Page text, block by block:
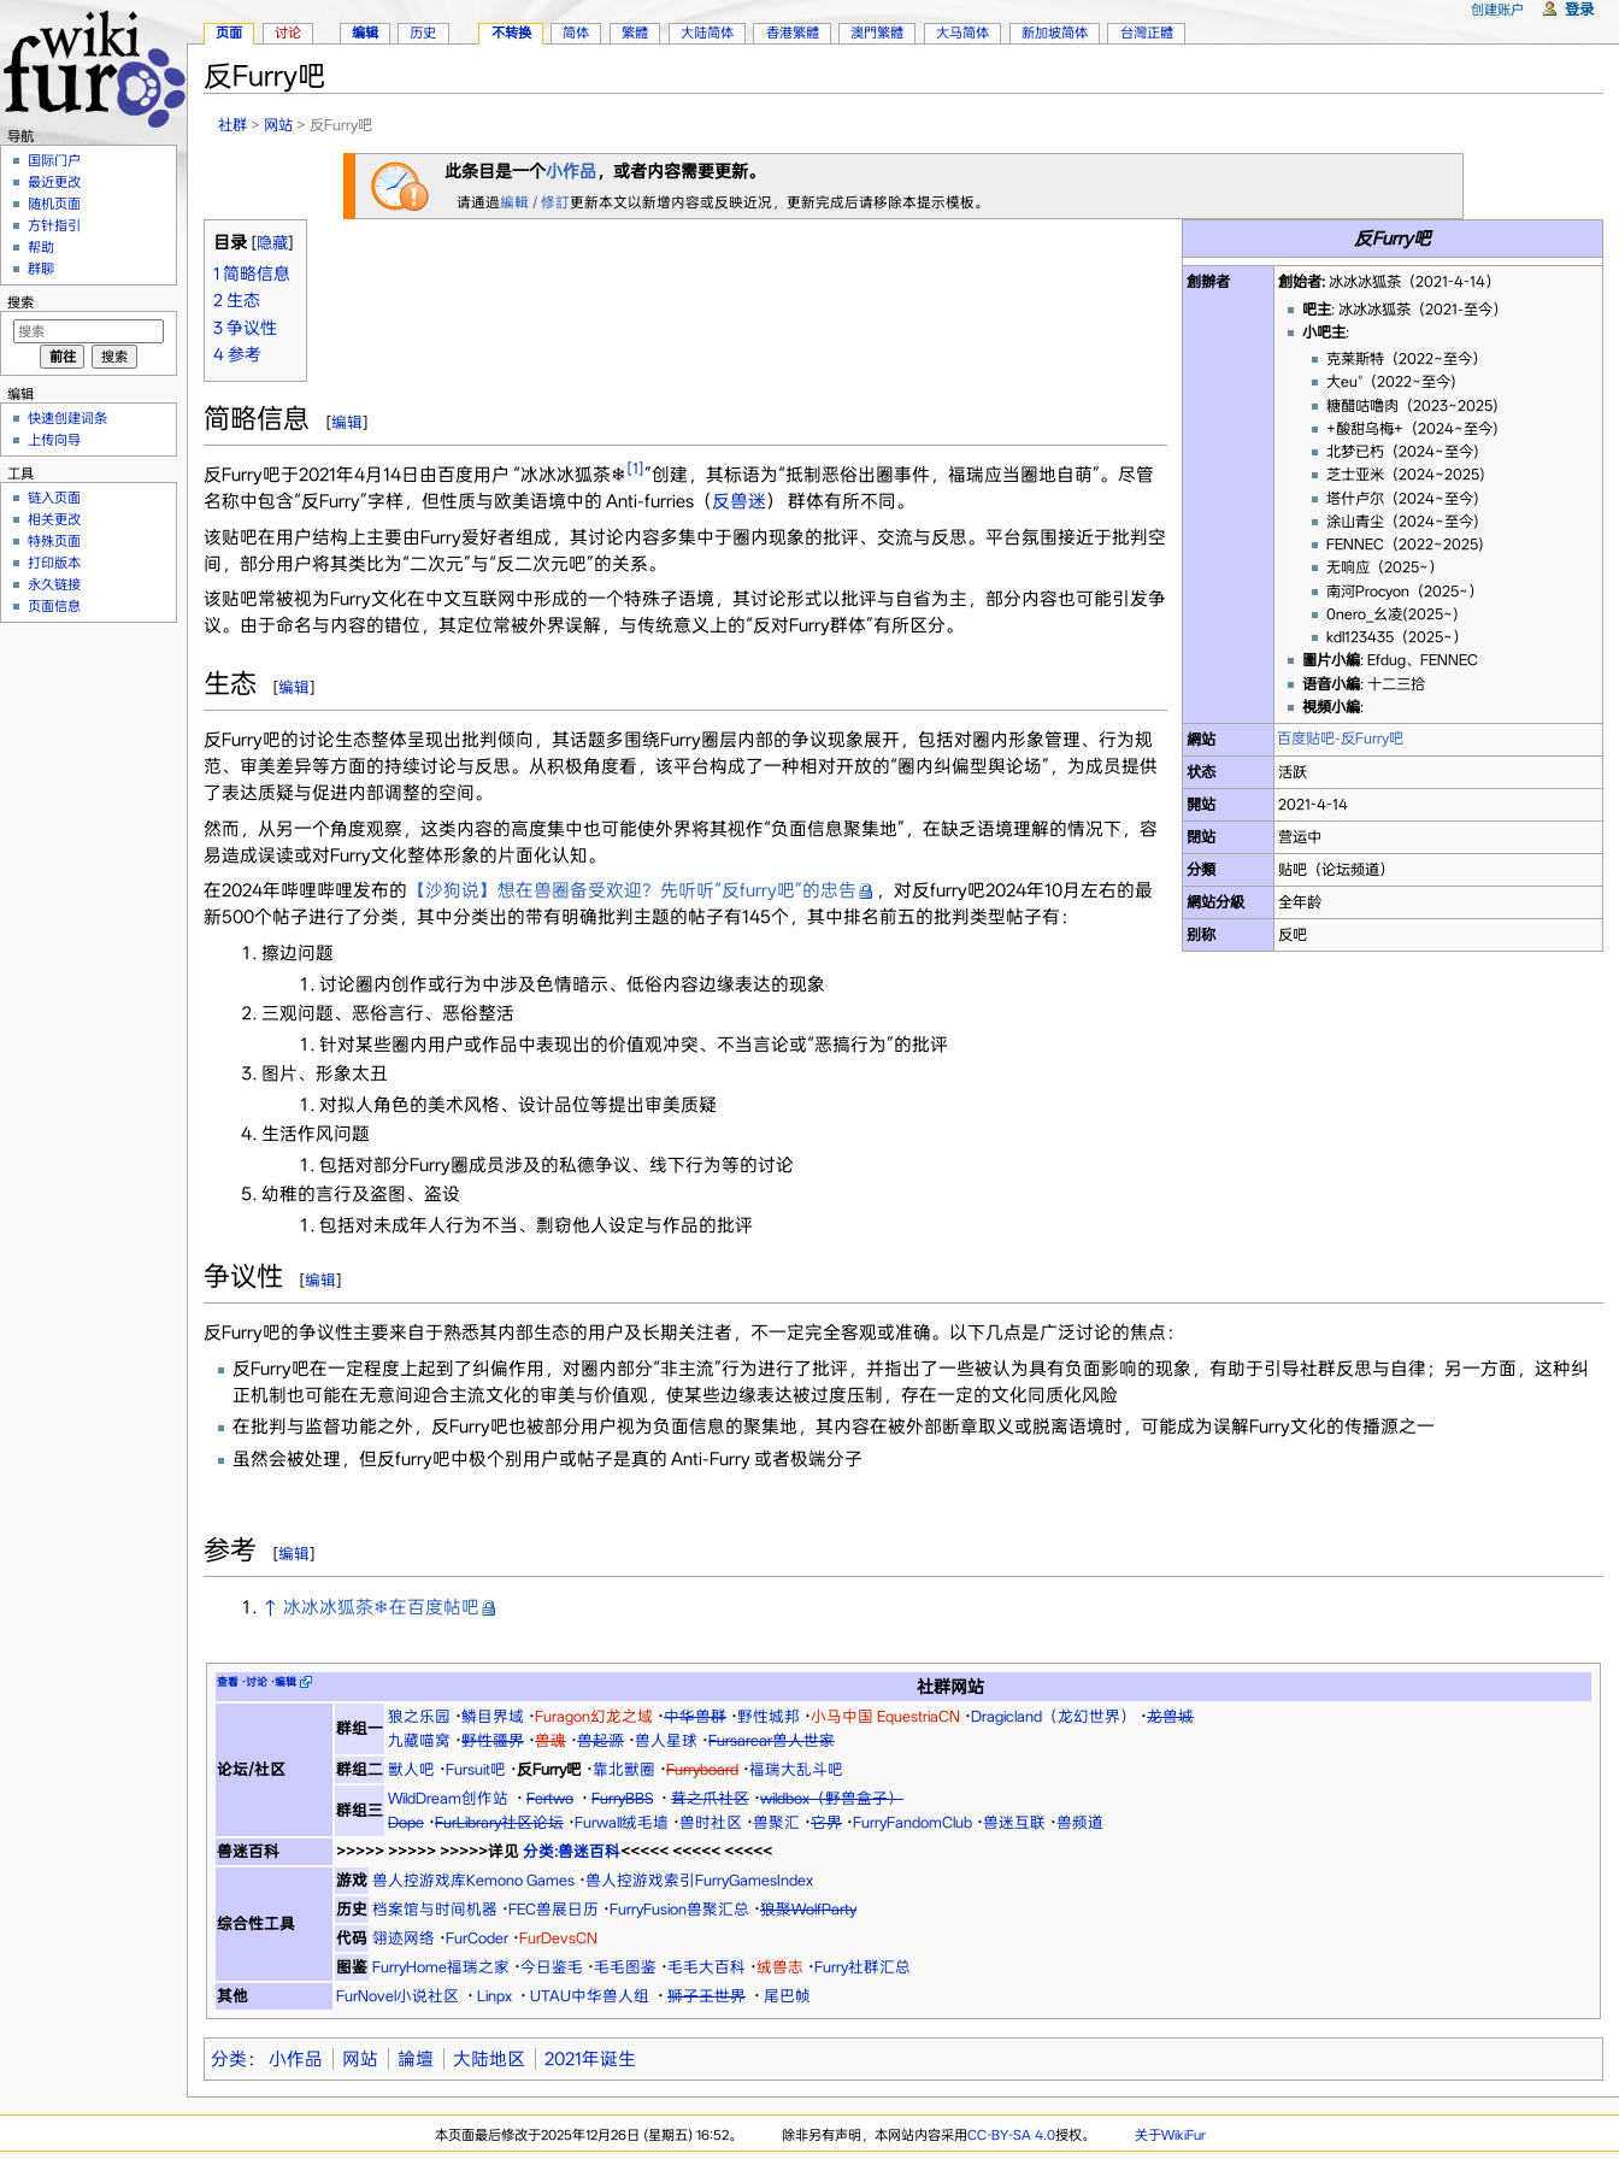
反Furry吧
社群 > 网站 > 反Furry吧
此条目是一个小作品，或者内容需要更新。
请通過編輯 / 修訂更新本文以新增内容或反映近况，更新完成后请移除本提示模板。
反Furry吧
創辦者 創始者: 冰冰冰狐茶（2021-4-14）
吧主: 冰冰冰狐茶（2021-至今）
小吧主:
克莱斯特（2022~至今）
大eu°（2022~至今)
糖醋咕噜肉（2023~2025)
+酸甜乌梅+（2024~至今)
北梦已朽（2024~至今)
芝士亚米（2024~2025)
塔什卢尔（2024~至今)
涂山青尘（2024~至今)
FENNEC（2022~2025)
无响应（2025~）
南河Procyon（2025~）
0nero_幺凌(2025~)
kdl123435（2025~）
圖片小編: Efdug、FENNEC
语音小編: 十二三拾
視頻小編:
網站
百度贴吧-反Furry吧
状态
活跃
開站
2021-4-14
閉站
营运中
分類
贴吧（论坛频道）
網站分級
全年龄
别称
反吧
目录[隐藏]
1 简略信息
2 生态
3 争议性
4 参考
简略信息 [编辑]
反Furry吧于2021年4月14日由百度用户 “冰冰冰狐茶❄ [1]”创建，其标语为“抵制恶俗出圈事件，福瑞应当圈地自萌”。尽管
名称中包含“反Furry”字样，但性质与欧美语境中的 Anti-furries（反兽迷） 群体有所不同。
该贴吧在用户结构上主要由Furry爱好者组成，其讨论内容多集中于圈内现象的批评、交流与反思。平台氛围接近于批判空
间，部分用户将其类比为“二次元”与“反二次元吧”的关系。
该贴吧常被视为Furry文化在中文互联网中形成的一个特殊子语境，其讨论形式以批评与自省为主，部分内容也可能引发争
议。由于命名与内容的错位，其定位常被外界误解，与传统意义上的“反对Furry群体”有所区分。
生态 [编辑]
反Furry吧的讨论生态整体呈现出批判倾向，其话题多围绕Furry圈层内部的争议现象展开，包括对圈内形象管理、行为规
范、审美差异等方面的持续讨论与反思。从积极角度看，该平台构成了一种相对开放的“圈内纠偏型舆论场”，为成员提供
了表达质疑与促进内部调整的空间。
然而，从另一个角度观察，这类内容的高度集中也可能使外界将其视作“负面信息聚集地”，在缺乏语境理解的情况下，容
易造成误读或对Furry文化整体形象的片面化认知。
在2024年哔哩哔哩发布的 【沙狗说】想在兽圈备受欢迎？先听听“反furry吧”的忠告
，对反furry吧2024年10月左右的最
新500个帖子进行了分类，其中分类出的带有明确批判主题的帖子有145个，其中排名前五的批判类型帖子有：
擦边问题
讨论圈内创作或行为中涉及色情暗示、低俗内容边缘表达的现象
三观问题、恶俗言行、恶俗整活
针对某些圈内用户或作品中表现出的价值观冲突、不当言论或“恶搞行为”的批评
图片、形象太丑
对拟人角色的美术风格、设计品位等提出审美质疑
生活作风问题
包括对部分Furry圈成员涉及的私德争议、线下行为等的讨论
幼稚的言行及盗图、盗设
包括对未成年人行为不当、剽窃他人设定与作品的批评
争议性 [编辑]
反Furry吧的争议性主要来自于熟悉其内部生态的用户及长期关注者，不一定完全客观或准确。以下几点是广泛讨论的焦点：
反Furry吧在一定程度上起到了纠偏作用，对圈内部分“非主流”行为进行了批评，并指出了一些被认为具有负面影响的现象，有助于引导社群反思与自律；另一方面，这种纠
正机制也可能在无意间迎合主流文化的审美与价值观，使某些边缘表达被过度压制，存在一定的文化同质化风险
在批判与监督功能之外，反Furry吧也被部分用户视为负面信息的聚集地，其内容在被外部断章取义或脱离语境时，可能成为误解Furry文化的传播源之一
虽然会被处理，但反furry吧中极个别用户或帖子是真的 Anti-Furry 或者极端分子
参考 [编辑]
↑ 冰冰冰狐茶❄在百度帖吧
查看·讨论·编辑 社群网站
论坛/社区
群组一
狼之乐园 ·鳞目界域 ·Furagon幻龙之域 ·中华兽群·野性城邦 ·小马中国 EquestriaCN ·Dragicland（龙幻世界） ·龙兽城
九藏喵窝 ·野性疆界·兽魂·兽起源·兽人星球 ·Fursarcar兽人世家
群组二 獸人吧 ·Fursuit吧 ·反Furry吧·靠北獸圈 ·Furryboard·福瑞大乱斗吧
群组三
WildDream创作站 · Fertwo · FurryBBS · 茸之爪社区·wildbox（野兽盒子）
Dope·FurLibrary社区论坛·Furwall绒毛墙 ·兽时社区 ·兽聚汇 ·它界·FurryFandomClub·兽迷互联 ·兽频道
兽迷百科
>>>>> >>>>> >>>>>详见 分类:兽迷百科<<<<< <<<<< <<<<<
综合性工具
游戏 兽人控游戏库Kemono Games·兽人控游戏索引FurryGamesIndex
历史 档案馆与时间机器 ·FEC兽展日历 ·FurryFusion兽聚汇总 ·狼聚WolfParty
代码 翎迹网络 ·FurCoder·FurDevsCN
图鉴 FurryHome福瑞之家 ·今日鉴毛 ·毛毛图鉴 ·毛毛大百科 ·绒兽志 ·Furry社群汇总
其他
FurNovel小说社区 · Linpx · UTAU中华兽人组 · 狮子王世界 · 尾巴帧
分类 ： 小作品 网站 論壇 大陆地区 2021年诞生
页面 讨论 编辑 历史 不转换 简体 繁體 大陆简体 香港繁體 澳門繁體 大马简体 新加坡简体 台灣正體
创建账户 登录
导航
国际门户
最近更改
随机页面
方针指引
帮助
群聊
搜索
编辑
快速创建词条
上传向导
工具
链入页面
相关更改
特殊页面
打印版本
永久链接
页面信息
本页面最后修改于2025年12月26日 (星期五) 16:52。 除非另有声明，本网站内容采用CC-BY-SA 4.0授权。 关于WikiFur